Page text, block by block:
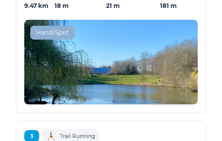
9.47 km 18 m 21 m 181 m
Handi'Spot
3 Trail Running